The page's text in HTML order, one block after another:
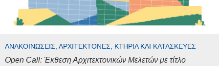
ΑΝΑΚΟΙΝΏΣΕΙΣ, ΑΡΧΙΤΈΚΤΟΝΕΣ, ΚΤΉΡΙΑ ΚΑΙ ΚΑΤΑΣΚΕΥΈΣ
Open Call: Έκθεση Αρχιτεκτονικών Μελετών με τίτλο